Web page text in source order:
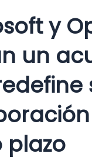
y
un
plazo